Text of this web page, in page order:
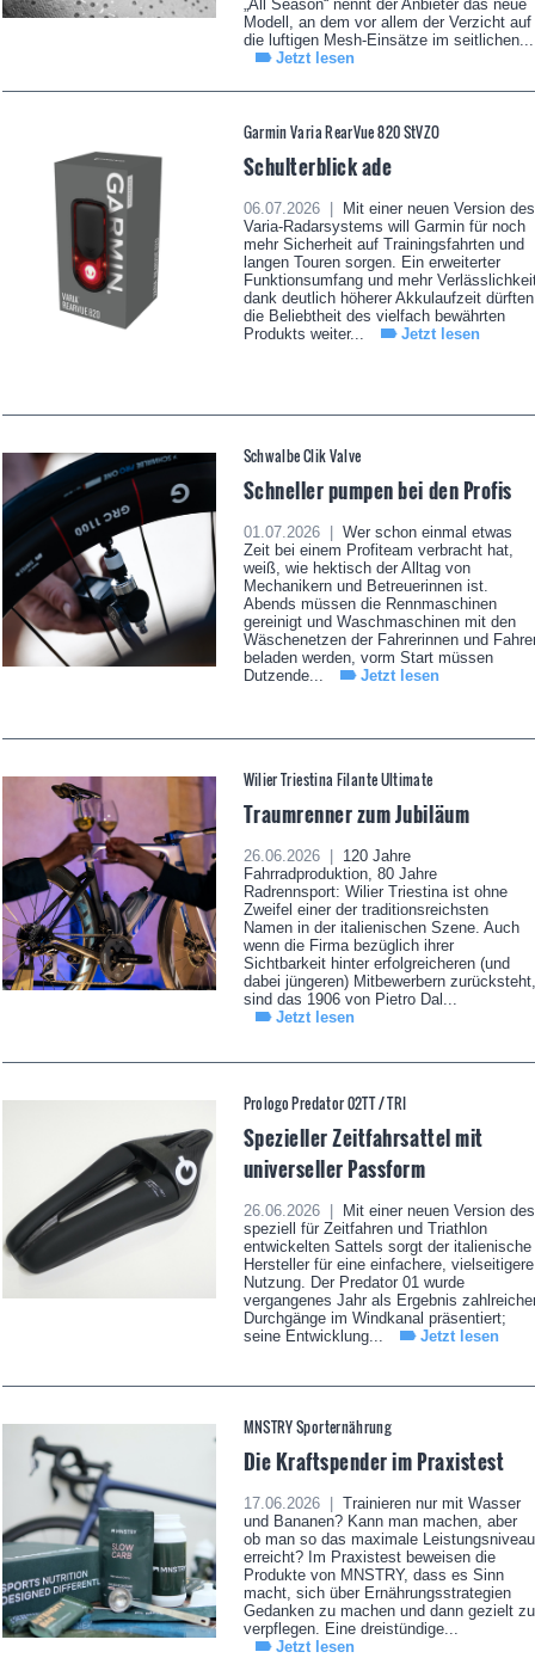
„All Season“ nennt der Anbieter das neue
Modell, an dem vor allem der Verzicht auf
die luftigen Mesh-Einsätze im seitlichen...
Jetzt lesen
Garmin Varia RearVue 820 StVZO
Schulterblick ade
06.07.2026 |
Mit einer neuen Version des
Varia-Radarsystems will Garmin für noch
mehr Sicherheit auf Trainingsfahrten und
langen Touren sorgen. Ein erweiterter
Funktionsumfang und mehr
dank deutlich höherer Akkulaufzeit dürften
die Beliebtheit des vielfach bewährten
Produkts weiter...
Jetzt lesen
Schwalbe Clik Valve
Schneller pumpen bei den Profis
01.07.2026 |
Wer schon einmal etwas
Zeit bei einem Profiteam verbracht hat,
weiß, wie hektisch der Alltag von
Mechanikern und Betreuerinnen ist.
Abends müssen die Rennmaschinen
gereinigt und Waschmaschinen mit den
Wäschenetzen der Fahrerinnen und
beladen werden, vorm Start müssen
Dutzende...
Jetzt lesen
Wilier Triestina Filante Ultimate
Traumrenner zum Jubiläum
26.06.2026 |
120 Jahre
Fahrradproduktion, 80 Jahre
Radrennsport: Wilier Triestina ist ohne
Zweifel einer der traditionsreichsten
Namen in der italienischen Szene. Auch
wenn die Firma bezüglich ihrer
Sichtbarkeit hinter erfolgreicheren (und
dabei jüngeren) Mitbewerbern zurücksteht,
sind das 1906 von Pietro Dal...
Jetzt lesen
Prologo Predator 02TT / TRI
Spezieller Zeitfahrsattel mit
universeller Passform
26.06.2026 |
Mit einer neuen Version des
speziell für Zeitfahren und Triathlon
entwickelten Sattels sorgt der italienische
Hersteller für eine einfachere, vielseitigere
Nutzung. Der Predator 01 wurde
vergangenes Jahr als Ergebnis
Durchgänge im Windkanal präsentiert;
seine Entwicklung...
Jetzt lesen
MNSTRY Sporternährung
Die Kraftspender im Praxistest
17.06.2026 |
Trainieren nur mit Wasser
und Bananen? Kann man machen, aber
ob man so das maximale Leistungsniveau
erreicht? Im Praxistest beweisen die
Produkte von MNSTRY, dass es Sinn
macht, sich über Ernährungsstrategien
Gedanken zu machen und dann gezielt zu
verpflegen. Eine dreistündige...
Jetzt lesen